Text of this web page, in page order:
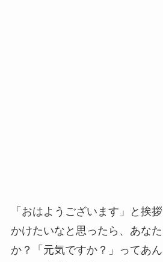
「おはようございます」と挨
かけたいなと思ったら、あな
か？「元気ですか？」ってあ